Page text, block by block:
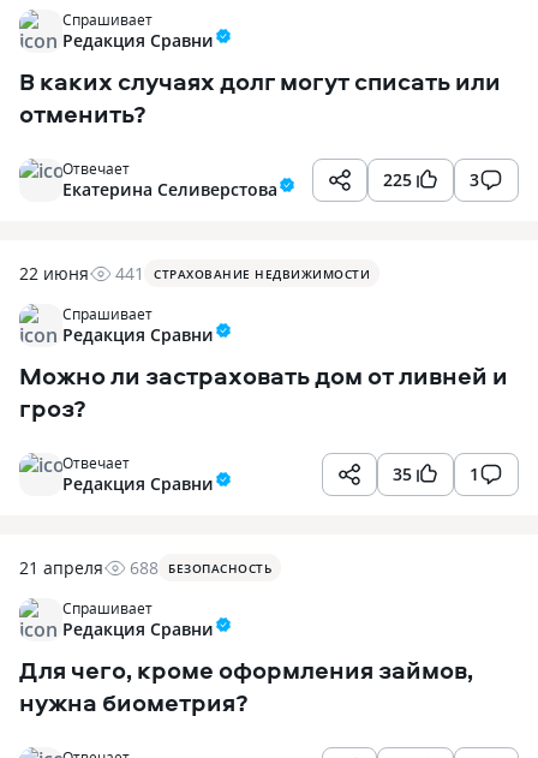
Спрашивает
Редакция Сравни
В каких случаях долг могут списать или
отменить?
225 3
Отвечает
Екатерина Селиверстова
22 июня 441 СТРАХОВАНИЕ НЕДВИЖИМОСТИ
Спрашивает
Редакция Сравни
Можно ли застраховать дом от ливней и
гроз?
35 1
Отвечает
Редакция Сравни
21 апреля 688 БЕЗОПАСНОСТЬ
Спрашивает
Редакция Сравни
Для чего, кроме оформления займов,
нужна биометрия?